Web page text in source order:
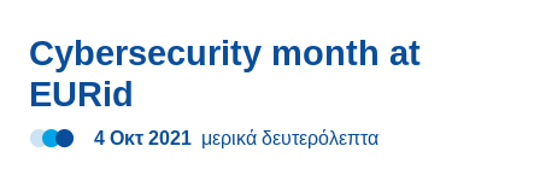
Cybersecurity month at
EURid
4 Οκτ 2021 μερικά δευτερόλεπτα